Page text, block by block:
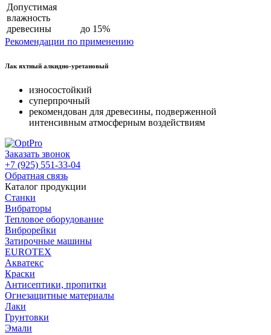
Допустимая
влажность
древесины
до 15%
Рекомендации по применению
Лак яхтный алкидно-уретановый
износостойкий
суперпрочный
рекомендован для древесины, подверженной
интенсивным атмосферным воздействиям
Заказать звонок
+7 (925) 551-33-04
Обратная связь
Каталог продукции
Станки
Вибраторы
Тепловое оборудование
Виброрейки
Затирочные машины
EUROTEX
Акватекс
Краски
Антисептики, пропитки
Огнезащитные материалы
Лаки
Грунтовки
Эмали